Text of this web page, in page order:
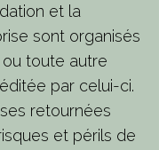
et la
sont organisés
toute autre
par celui-ci.
retournées
et périls de